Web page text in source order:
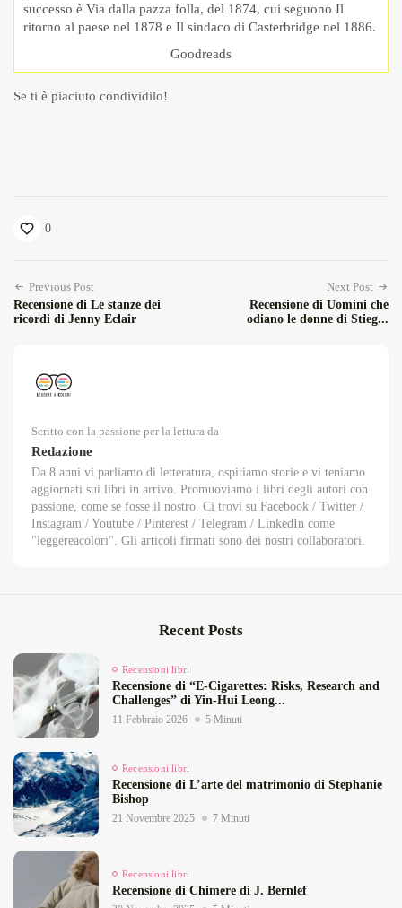
successo è Via dalla pazza folla, del 1874, cui seguono Il
ritorno al paese nel 1878 e Il sindaco di Casterbridge nel 1886.
Goodreads
Se ti è piaciuto condividilo!
0
Previous Post
Recensione di Le stanze dei
ricordi di Jenny Eclair
Next Post
Recensione di Uomini che
odiano le donne di Stieg...
Scritto con la passione per la lettura da
Redazione
Da 8 anni vi parliamo di letteratura, ospitiamo storie e vi teniamo
aggiornati sui libri in arrivo. Promuoviamo i libri degli autori con
passione, come se fosse il nostro. Ci trovi su Facebook / Twitter /
Instagram / Youtube / Pinterest / Telegram / LinkedIn come
"leggereacolori". Gli articoli firmati sono dei nostri collaboratori.
Recent Posts
Recensioni libri
Recensione di “E‑Cigarettes: Risks, Research and
Challenges” di Yin‑Hui Leong...
11 Febbraio 2026 5 Minuti
Recensioni libri
Recensione di L’arte del matrimonio di Stephanie
Bishop
21 Novembre 2025 7 Minuti
Recensioni libri
Recensione di Chimere di J. Bernlef